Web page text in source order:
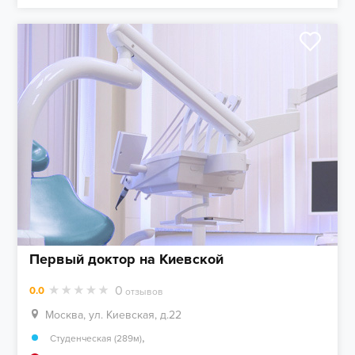
Первый доктор на Киевской
0.0 0 отзывов
Москва, ул. Киевская, д.22
Студенческая (289м),